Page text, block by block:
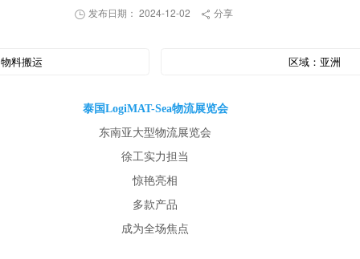
 发布日期： 2024-12-02  分享
物料搬运 区域： 亚洲
泰国LogiMAT-Sea物流展览会
东南亚大型物流展览会
徐工实力担当
惊艳亮相
多款产品
成为全场焦点